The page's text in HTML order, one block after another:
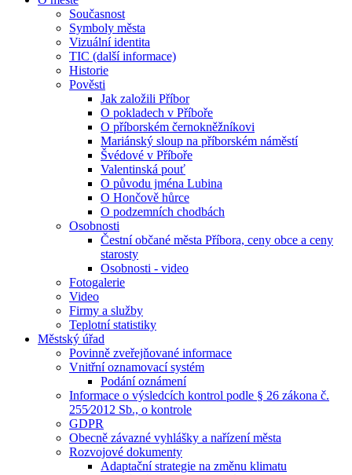
Současnost
Symboly města
Vizuální identita
TIC (další informace)
Historie
Pověsti
Jak založili Příbor
O pokladech v Příboře
O příborském černokněžníkovi
Mariánský sloup na příborském náměstí
Švédové v Příboře
Valentinská pouť
O původu jména Lubina
O Hončově hůrce
O podzemních chodbách
Osobnosti
Čestní občané města Příbora, ceny obce a ceny
starosty
Osobnosti - video
Fotogalerie
Video
Firmy a služby
Teplotní statistiky
Městský úřad
Povinně zveřejňované informace
Vnitřní oznamovací systém
Podání oznámení
Informace o výsledcích kontrol podle § 26 zákona č.
255⁄2012 Sb., o kontrole
GDPR
Obecně závazné vyhlášky a nařízení města
Rozvojové dokumenty
Adaptační strategie na změnu klimatu